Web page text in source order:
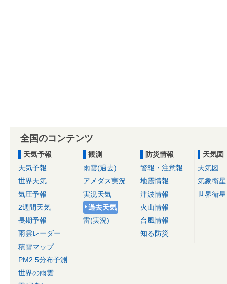
全国のコンテンツ
天気予報
天気予報
世界天気
気圧予報
2週間天気
長期予報
雨雲レーダー
積雪マップ
PM2.5分布予測
世界の雨雲
観測
雨雲(過去)
アメダス実況
実況天気
過去天気
雷(実況)
防災情報
警報・注意報
地震情報
津波情報
火山情報
台風情報
知る防災
天気図
天気図
気象衛星
世界衛星